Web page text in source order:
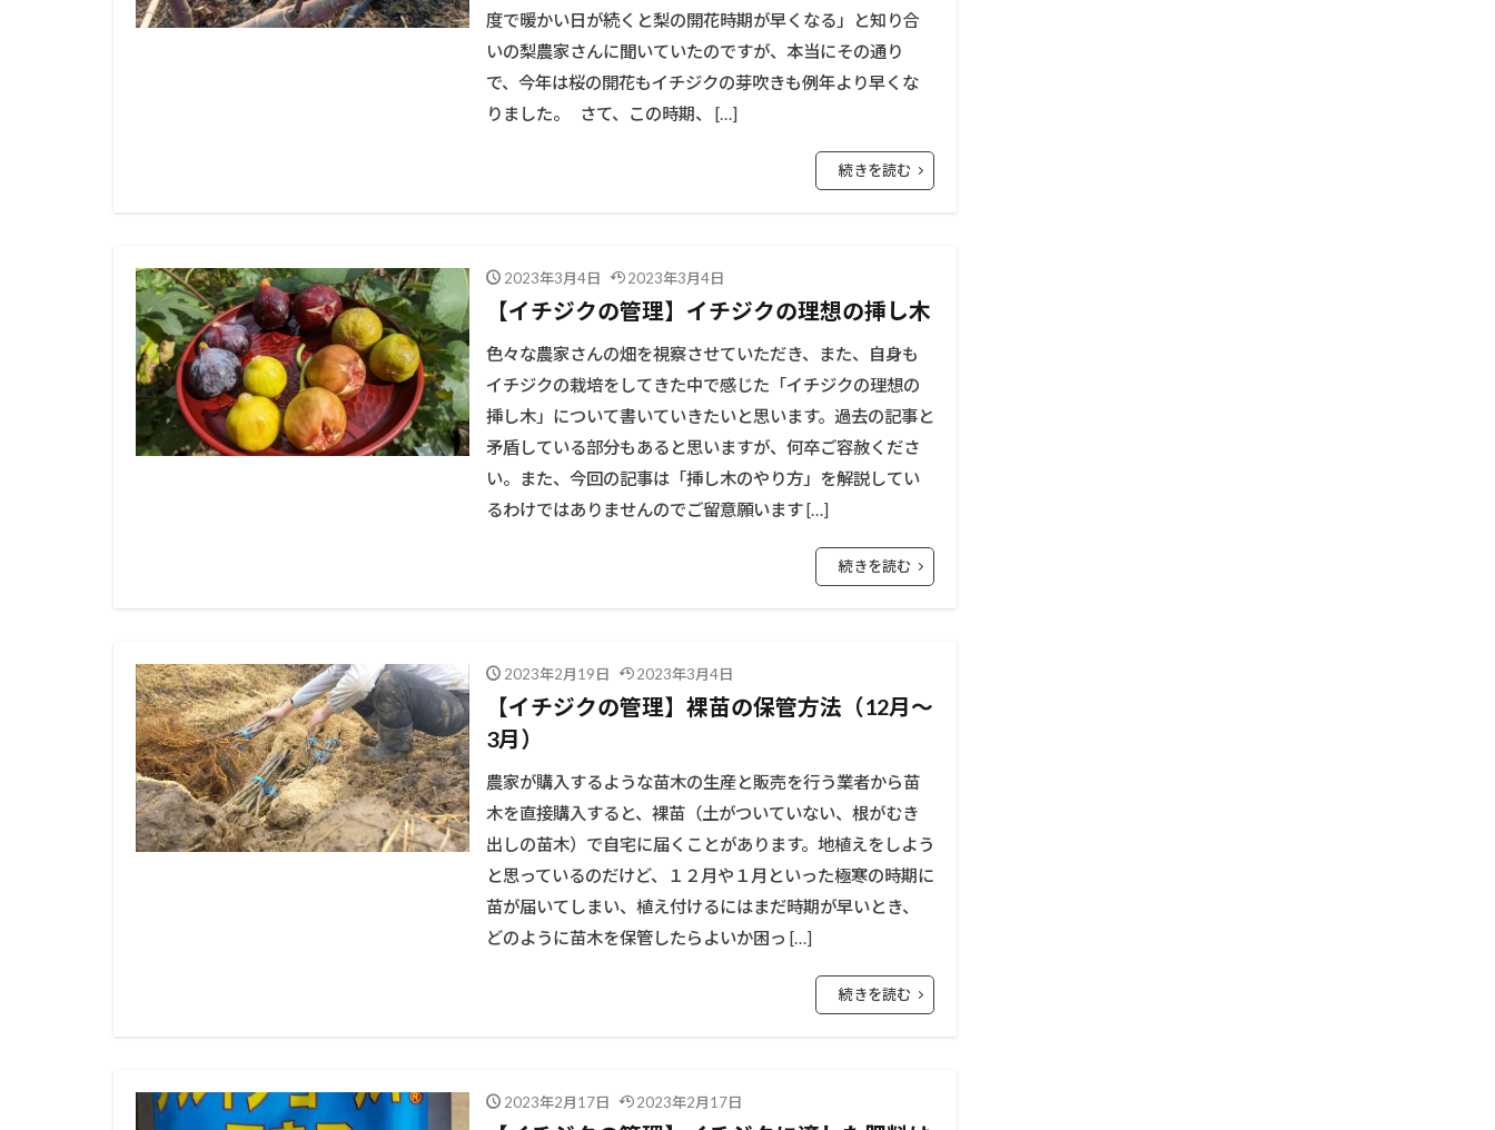
度で暖かい日が続くと梨の開花時期が早くなる」と知り合
いの梨農家さんに聞いていたのですが、本当にその通り
で、今年は桜の開花もイチジクの芽吹きも例年より早くな
りました。 さて、この時期、 […]
続きを読む
2023年3月4日 2023年3月4日
【イチジクの管理】イチジクの理想の挿し木
色々な農家さんの畑を視察させていただき、また、自身も
イチジクの栽培をしてきた中で感じた「イチジクの理想の
挿し木」について書いていきたいと思います。過去の記事と
矛盾している部分もあると思いますが、何卒ご容赦くださ
い。また、今回の記事は「挿し木のやり方」を解説してい
るわけではありませんのでご留意願います […]
続きを読む
2023年2月19日 2023年3月4日
【イチジクの管理】裸苗の保管方法（12月～
3月）
農家が購入するような苗木の生産と販売を行う業者から苗
木を直接購入すると、裸苗（土がついていない、根がむき
出しの苗木）で自宅に届くことがあります。地植えをしよう
と思っているのだけど、１２月や１月といった極寒の時期に
苗が届いてしまい、植え付けるにはまだ時期が早いとき、
どのように苗木を保管したらよいか困っ […]
続きを読む
2023年2月17日 2023年2月17日